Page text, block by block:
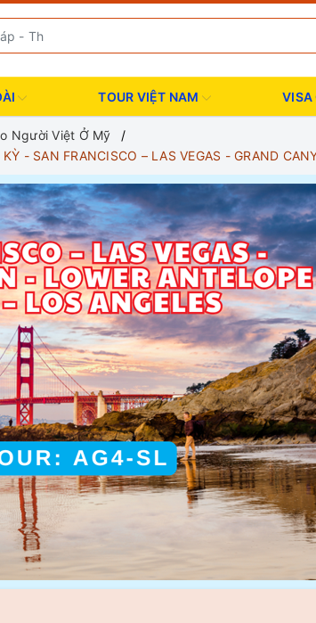
TOUR VIỆT NAM VISA
Người Việt Ở Mỹ
- SAN FRANCISCO – LAS VEGAS - GRAND